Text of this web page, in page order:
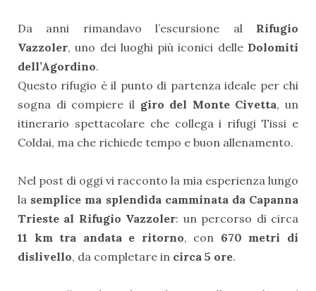
Da anni rimandavo l’escursione al Rifugio
Vazzoler, uno dei luoghi più iconici delle Dolomiti
dell’Agordino.
Questo rifugio è il punto di partenza ideale per chi
sogna di compiere il giro del Monte Civetta, un
itinerario spettacolare che collega i rifugi Tissi e
Coldai, ma che richiede tempo e buon allenamento.
Nel post di oggi vi racconto la mia esperienza lungo
la semplice ma splendida camminata da Capanna
Trieste al Rifugio Vazzoler: un percorso di circa
11 km tra andata e ritorno, con 670 metri di
dislivello, da completare in circa 5 ore.